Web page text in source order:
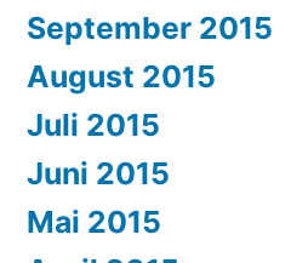
September 2015
August 2015
Juli 2015
Juni 2015
Mai 2015